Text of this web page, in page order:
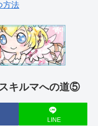
方法
キルマへの道⑤
LINE